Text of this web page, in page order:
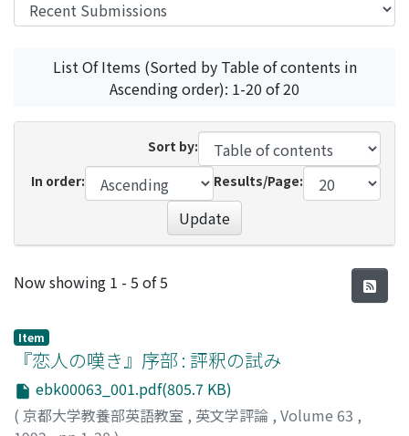
List Of Items (Sorted by Table of contents in
Ascending order): 1-20 of 20
Sort by:
In order:
Results/Page:
Update
Recent Submissions
Now showing 1 - 5 of 5
Item
『恋人の嘆き』序部 : 評釈の試み
ebk00063_001.pdf(805.7 KB)
( 京都大学教養部英語教室 , 英文学評論 , Volume 63 ,